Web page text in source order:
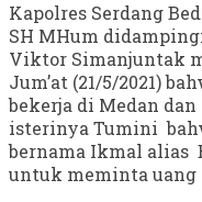
Kapolres Serdang
SH MHum
Viktor Simanjuntak
Jum’at (21/5/2021)
bekerja di Medan
isterinya Tumini
bernama Ikmal alias
untuk meminta uang